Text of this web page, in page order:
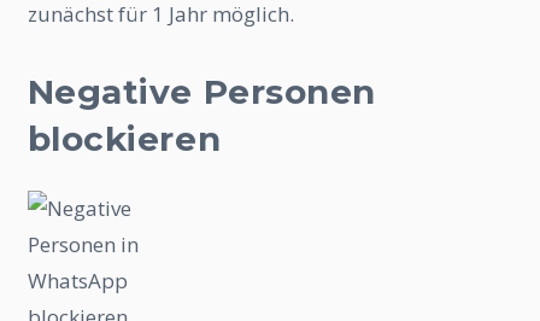
zunächst für 1 Jahr möglich.
Negative Personen
blockieren